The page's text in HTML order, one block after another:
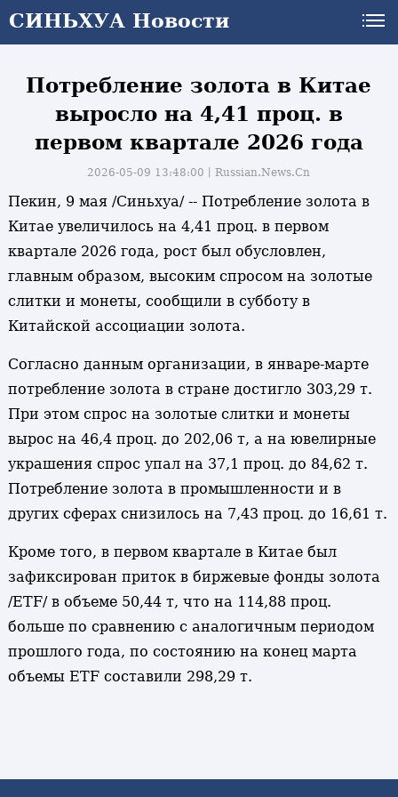
СИНЬХУА Новости
СИНЬХУА Новости
Потребление золота в Китае
выросло на 4,41 проц. в
первом квартале 2026 года
2026-05-09 13:48:00丨Russian.News.Cn
Пекин, 9 мая /Синьхуа/ -- Потребление золота в
Китае увеличилось на 4,41 проц. в первом
квартале 2026 года, рост был обусловлен,
главным образом, высоким спросом на золотые
слитки и монеты, сообщили в субботу в
Китайской ассоциации золота.
Согласно данным организации, в январе-марте
потребление золота в стране достигло 303,29 т.
При этом спрос на золотые слитки и монеты
вырос на 46,4 проц. до 202,06 т, а на ювелирные
украшения спрос упал на 37,1 проц. до 84,62 т.
Потребление золота в промышленности и в
других сферах снизилось на 7,43 проц. до 16,61 т.
Кроме того, в первом квартале в Китае был
зафиксирован приток в биржевые фонды золота
/ETF/ в объеме 50,44 т, что на 114,88 проц.
больше по сравнению с аналогичным периодом
прошлого года, по состоянию на конец марта
объемы ETF составили 298,29 т.